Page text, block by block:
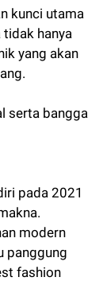
kunci utama
hanya
yang akan
serta bangga
pada 2021
modern
panggung
fashion